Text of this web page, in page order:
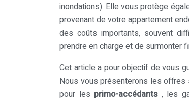
inondations). Elle vous protège
provenant de votre appartement
des coûts importants, souvent
prendre en charge et de surmonter
Cet article a pour objectif de vous
Nous vous présenterons les
pour les primo-accédants , les